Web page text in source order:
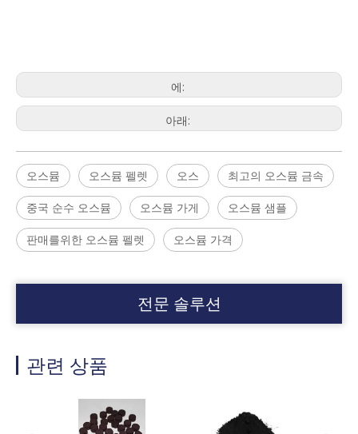
에:
아래:
오스뮴 오스뮴 펠렛 오스 최고의 오스뮴 금속
중국 순수 오스뮴 오스뮴 가게 오스뮴 샘플
판매를위한 오스뮴 펠렛 오스뮴 가격
전문 솔루션
관련 상품